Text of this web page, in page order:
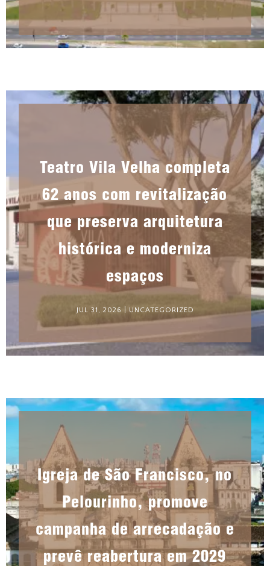
Teatro Vila Velha completa
62 anos com revitalização
que preserva arquitetura
histórica e moderniza
espaços
JUL 31, 2026 UNCATEGORIZED
Igreja de São Francisco, no
Pelourinho, promove
campanha de arrecadação e
prevê reabertura em 2029